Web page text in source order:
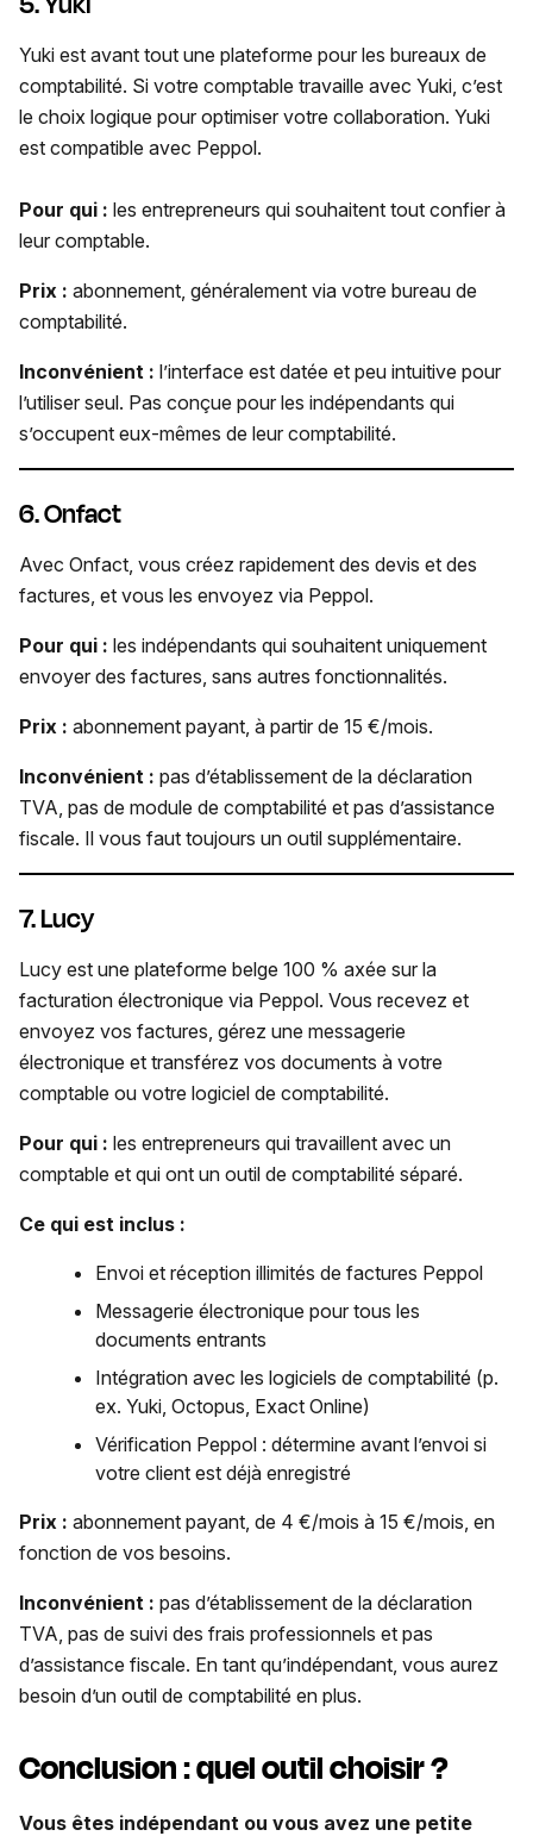
Yuki est avant tout une plateforme pour les bureaux de
comptabilité. Si votre comptable travaille avec Yuki, c’est
le choix logique pour optimiser votre collaboration. Yuki
est compatible avec Peppol.
Pour qui : les entrepreneurs qui souhaitent tout confier à
leur comptable.
Prix : abonnement, généralement via votre bureau de
comptabilité.
Inconvénient : l’interface est datée et peu intuitive pour
l’utiliser seul. Pas conçue pour les indépendants qui
s’occupent eux-mêmes de leur comptabilité.
6. Onfact
Avec Onfact, vous créez rapidement des devis et des
factures, et vous les envoyez via Peppol.
Pour qui : les indépendants qui souhaitent uniquement
envoyer des factures, sans autres fonctionnalités.
Prix : abonnement payant, à partir de 15 €/mois.
Inconvénient : pas d’établissement de la déclaration
TVA, pas de module de comptabilité et pas d’assistance
fiscale. Il vous faut toujours un outil supplémentaire.
7. Lucy
Lucy est une plateforme belge 100 % axée sur la
facturation électronique via Peppol. Vous recevez et
envoyez vos factures, gérez une messagerie
électronique et transférez vos documents à votre
comptable ou votre logiciel de comptabilité.
Pour qui : les entrepreneurs qui travaillent avec un
comptable et qui ont un outil de comptabilité séparé.
Ce qui est inclus :
Envoi et réception illimités de factures Peppol
Messagerie électronique pour tous les
documents entrants
Intégration avec les logiciels de comptabilité (p.
ex. Yuki, Octopus, Exact Online)
Vérification Peppol : détermine avant l’envoi si
votre client est déjà enregistré
Prix : abonnement payant, de 4 €/mois à 15 €/mois, en
fonction de vos besoins.
Inconvénient : pas d’établissement de la déclaration
TVA, pas de suivi des frais professionnels et pas
d’assistance fiscale. En tant qu’indépendant, vous aurez
besoin d’un outil de comptabilité en plus.
Conclusion : quel outil choisir ?
Vous êtes indépendant ou vous avez une petite